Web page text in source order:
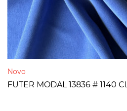
Novo
FUTER MODAL 13836 # 1140